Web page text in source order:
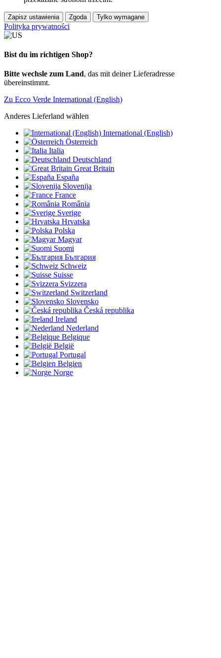
Zapisz ustawienia Zgoda Tylko wymagane
Polityka prywatności
Bist du im richtigen Shop?
Bitte wechsle zum Land, das mit deiner Lieferadresse
übereinstimmt.
Zu Ecco Verde International (English)
Anderes Lieferland wählen
International (English)
Österreich
Italia
Deutschland
Great Britain
España
Slovenija
France
România
Sverige
Hrvatska
Polska
Magyar
Suomi
България
Schweiz
Suisse
Svizzera
Switzerland
Slovensko
Česká republika
Ireland
Nederland
Belgique
België
Portugal
Belgien
Norge